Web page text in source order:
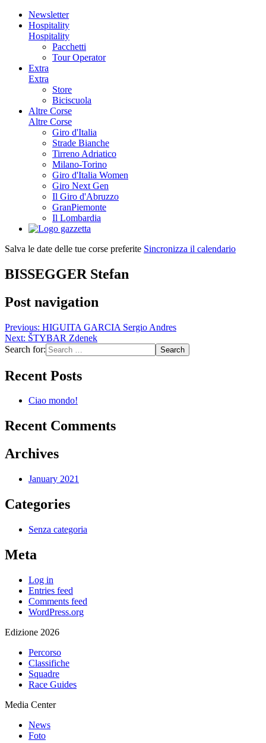
Newsletter
Hospitality
Hospitality
Pacchetti
Tour Operator
Extra
Extra
Store
Biciscuola
Altre Corse
Altre Corse
Giro d'Italia
Strade Bianche
Tirreno Adriatico
Milano-Torino
Giro d'Italia Women
Giro Next Gen
Il Giro d'Abruzzo
GranPiemonte
Il Lombardia
Salva le date delle tue corse preferite Sincronizza il calendario
BISSEGGER Stefan
Post navigation
Previous: HIGUITA GARCIA Sergio Andres
Next: ŠTYBAR Zdenek
Search for:
Recent Posts
Ciao mondo!
Recent Comments
Archives
January 2021
Categories
Senza categoria
Meta
Log in
Entries feed
Comments feed
WordPress.org
Edizione 2026
Percorso
Classifiche
Squadre
Race Guides
Media Center
News
Foto